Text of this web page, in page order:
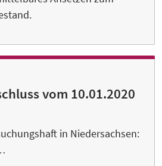
vom 10.01.2020
in Niedersachsen: